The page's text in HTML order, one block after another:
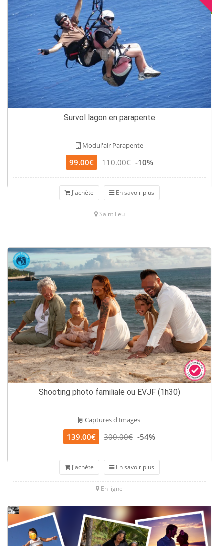
Survol lagon en parapente
Modul'air Parapente
99.00€ 110.00€ -10%
J'achète En savoir plus
Saint Leu
Shooting photo familiale ou EVJF (1h30)
Captures d'Images
139.00€ 300.00€ -54%
J'achète En savoir plus
En ligne